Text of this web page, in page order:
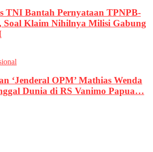
TNI Bantah Pernyataan TPNPB-
Soal Klaim Nihilnya Milisi Gabung
‘Jenderal OPM’ Mathias Wenda
Dunia di RS Vanimo Papua…